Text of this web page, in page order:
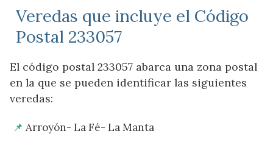
Veredas que incluye el Código
Postal 233057
El código postal 233057 abarca una zona postal
en la que se pueden identificar las siguientes
veredas:
Arroyón- La Fé- La Manta